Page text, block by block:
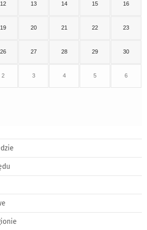
12 13 14 15 16
19 20 21 22 23
26 27 28 29 30
2 3 4 5 6